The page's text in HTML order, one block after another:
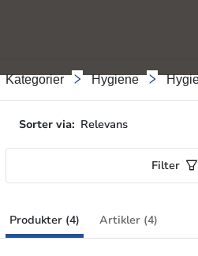
Kategorier Hygiene
Sorter via: Relevans
Filter
Produkter (4) Artikler (4)